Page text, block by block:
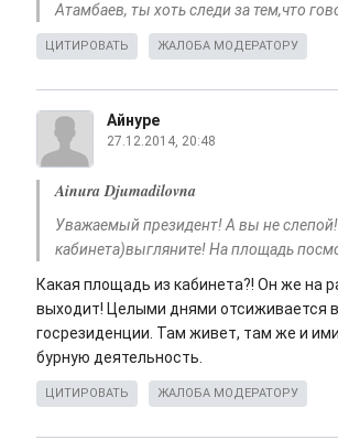
Атамбаев, ты хоть следи за тем,что
ЦИТИРОВАТЬ ЖАЛОБА МОДЕРАТОРУ
Айнуре
27.12.2014, 20:48
Ainura Djumadilovna
Уважаемый президент! А вы не
кабинета)выгляните! На площадь
Какая площадь из кабинета?! Он же на
выходит! Целыми днями отсиживается в
госрезиденции. Там живет, там же и
бурную деятельность.
ЦИТИРОВАТЬ ЖАЛОБА МОДЕРАТОРУ